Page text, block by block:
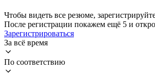
Чтобы видеть все резюме,
После регистрации покажем ещё 5 и
Зарегистрироваться
За всё время
По соответствию